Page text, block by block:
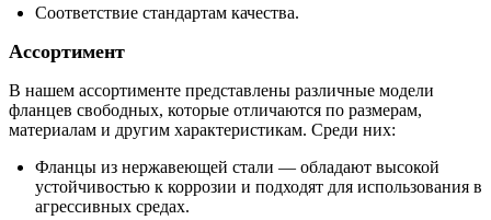
Соответствие стандартам качества.
Ассортимент
В нашем ассортименте представлены различные модели
фланцев свободных, которые отличаются по размерам,
материалам и другим характеристикам. Среди них:
Фланцы из нержавеющей стали — обладают высокой
устойчивостью к коррозии и подходят для использования в
агрессивных средах.